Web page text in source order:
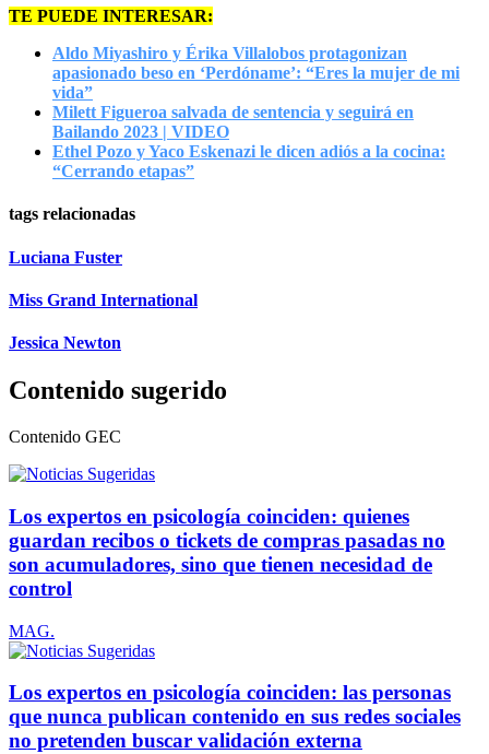
TE PUEDE INTERESAR:
Aldo Miyashiro y Érika Villalobos protagonizan
apasionado beso en ‘Perdóname’: “Eres la mujer de mi
vida”
Milett Figueroa salvada de sentencia y seguirá en
Bailando 2023 | VIDEO
Ethel Pozo y Yaco Eskenazi le dicen adiós a la cocina:
“Cerrando etapas”
tags relacionadas
Luciana Fuster
Miss Grand International
Jessica Newton
Contenido sugerido
Contenido GEC
Los expertos en psicología coinciden: quienes
guardan recibos o tickets de compras pasadas no
son acumuladores, sino que tienen necesidad de
control
MAG.
Los expertos en psicología coinciden: las personas
que nunca publican contenido en sus redes sociales
no pretenden buscar validación externa